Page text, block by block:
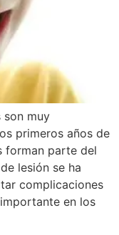
son muy
primeros años de
forman parte del
lesión se ha
complicaciones
en los